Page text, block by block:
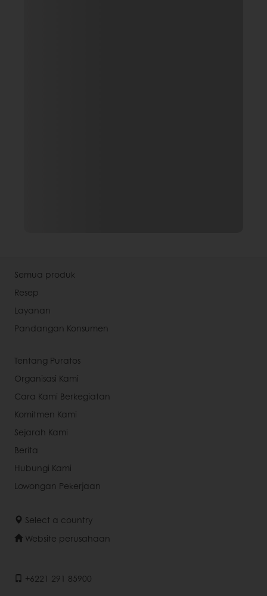
Semua produk
Resep
Layanan
Pandangan Konsumen
Tentang Puratos
Organisasi Kami
Cara Kami Berkegiatan
Komitmen Kami
Sejarah Kami
Berita
Hubungi Kami
Lowongan Pekerjaan
Select a country
Website perusahaan
+6221 291 85900